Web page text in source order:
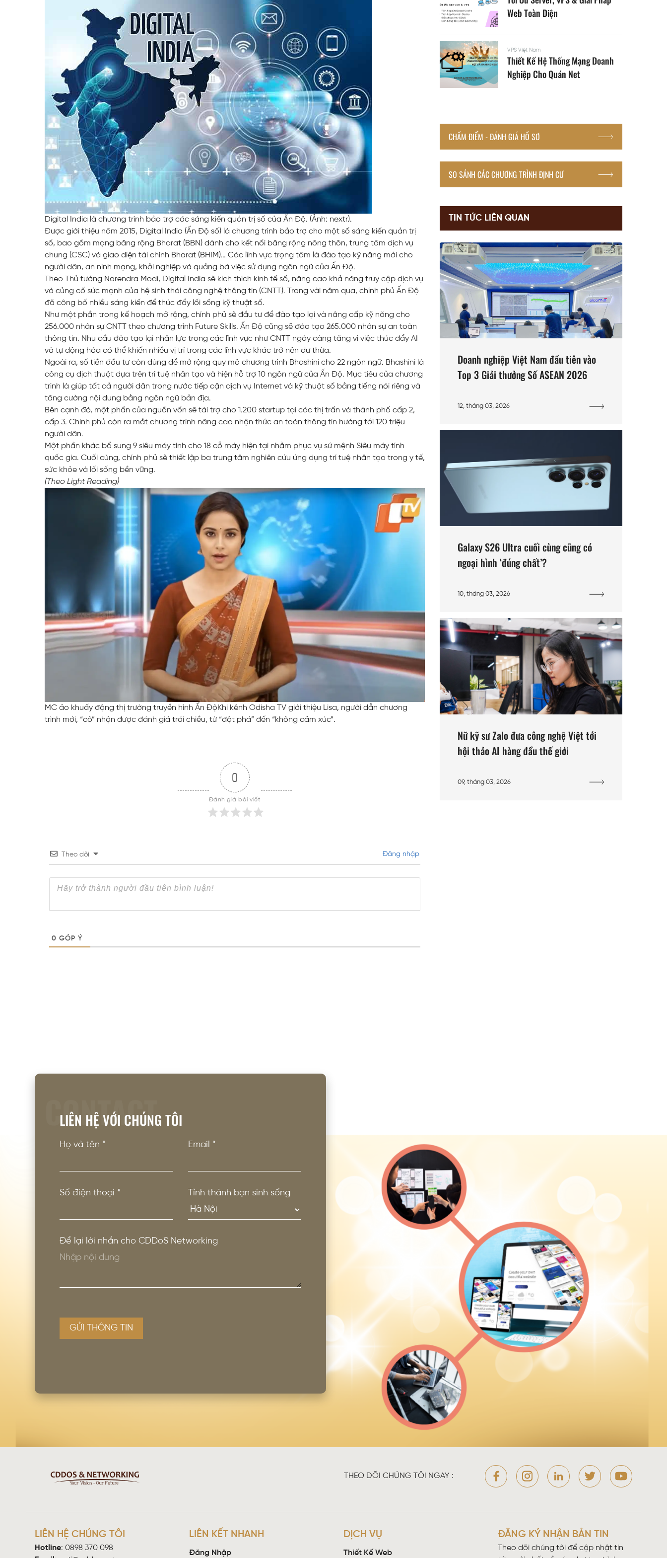
Digital India là chương trình bảo trợ các sáng kiến quản trị số của Ấn Độ. (Ảnh: nextr).
Được giới thiệu năm 2015, Digital India (Ấn Độ số) là chương trình bảo trợ cho một số sáng kiến quản trị
số, bao gồm mạng băng rộng Bharat (BBN) dành cho kết nối băng rộng nông thôn, trung tâm dịch vụ
chung (CSC) và giao diện tài chính Bharat (BHIM)… Các lĩnh vực trọng tâm là đào tạo kỹ năng mới cho
người dân, an ninh mạng, khởi nghiệp và quảng bá việc sử dụng ngôn ngữ của Ấn Độ.
Theo Thủ tướng Narendra Modi, Digital India sẽ kích thích kinh tế số, nâng cao khả năng truy cập dịch vụ
và củng cố sức mạnh của hệ sinh thái công nghệ thông tin (CNTT). Trong vài năm qua, chính phủ Ấn Độ
đã công bố nhiều sáng kiến để thúc đẩy lối sống kỹ thuật số.
Như một phần trong kế hoạch mở rộng, chính phủ sẽ đầu tư để đào tạo lại và nâng cấp kỹ năng cho
256.000 nhân sự CNTT theo chương trình Future Skills. Ấn Độ cũng sẽ đào tạo 265.000 nhân sự an toàn
thông tin. Nhu cầu đào tạo lại nhân lực trong các lĩnh vực như CNTT ngày càng tăng vì việc thúc đẩy AI
và tự động hóa có thể khiến nhiều vị trí trong các lĩnh vực khác trở nên dư thừa.
Ngoài ra, số tiền đầu tư còn dùng để mở rộng quy mô chương trình Bhashini cho 22 ngôn ngữ. Bhashini là
công cụ dịch thuật dựa trên trí tuệ nhân tạo và hiện hỗ trợ 10 ngôn ngữ của Ấn Độ. Mục tiêu của chương
trình là giúp tất cả người dân trong nước tiếp cận dịch vụ Internet và kỹ thuật số bằng tiếng nói riêng và
tăng cường nội dung bằng ngôn ngữ bản địa.
Bên cạnh đó, một phần của nguồn vốn sẽ tài trợ cho 1.200 startup tại các thị trấn và thành phố cấp 2,
cấp 3. Chính phủ còn ra mắt chương trình nâng cao nhận thức an toàn thông tin hướng tới 120 triệu
người dân.
Một phần khác bổ sung 9 siêu máy tính cho 18 cỗ máy hiện tại nhằm phục vụ sứ mệnh Siêu máy tính
quốc gia. Cuối cùng, chính phủ sẽ thiết lập ba trung tâm nghiên cứu ứng dụng trí tuệ nhân tạo trong y tế,
sức khỏe và lối sống bền vững.
(Theo Light Reading)
MC ảo khuấy động thị trường truyền hình Ấn ĐộKhi kênh Odisha TV giới thiệu Lisa, người dẫn chương
trình mới, “cô” nhận được đánh giá trái chiều, từ “đột phá” đến “không cảm xúc”.
0
Đánh giá bài viết
Theo dõi Đăng nhập
0 GÓP Ý
Web Toàn Diện
VPS Việt Nam
Thiết Kế Hệ Thống Mạng Doanh
Nghiệp Cho Quán Net
VPS Việt Nam
Thiết Kế Hệ Thống Mạng Doanh
Nghiệp Cho Quán Net
Web Toàn Diện
VPS Việt Nam
Thiết Kế Hệ Thống Mạng Doanh
Nghiệp Cho Quán Net
CHẤM ĐIỂM - ĐÁNH GIÁ HỒ SƠ
SO SÁNH CÁC CHƯƠNG TRÌNH ĐỊNH CƯ
TIN TỨC LIÊN QUAN
Doanh nghiệp Việt Nam đầu tiên vào
Top 3 Giải thưởng Số ASEAN 2026
12, tháng 03, 2026
Galaxy S26 Ultra cuối cùng cũng có
ngoại hình ‘đúng chất’?
10, tháng 03, 2026
Nữ kỹ sư Zalo đưa công nghệ Việt tới
hội thảo AI hàng đầu thế giới
09, tháng 03, 2026
CONTACT
LIÊN HỆ VỚI CHÚNG TÔI
Họ và tên * Email *
Số điện thoại * Tỉnh thành bạn sinh sống
Để lại lời nhắn cho CDDoS Networking
GỬI THÔNG TIN
THEO DÕI CHÚNG TÔI NGAY :
LIÊN HỆ CHÚNG TÔI
Hotline: 0898 370 098
LIÊN KẾT NHANH
Đăng Nhập
DỊCH VỤ
Thiết Kế Web
ĐĂNG KÝ NHẬN BẢN TIN
Theo dõi chúng tôi để cập nhật tin